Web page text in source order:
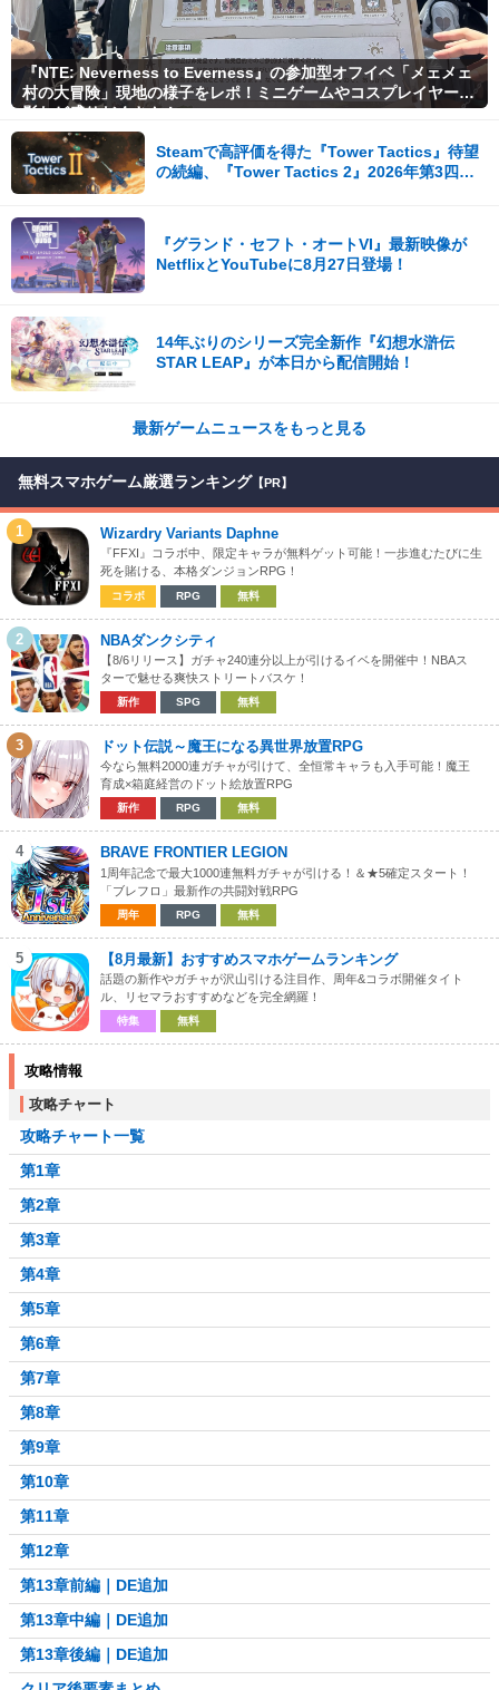
『NTE: Neverness to Everness』の参加型オフイベ「メェメェ
村の大冒険」現地の様子をレポ！ミニゲームやコスプレイヤー撮
影など盛りだくさん！
Steamで高評価を得た『Tower Tactics』待望
の続編、『Tower Tactics 2』2026年第3四半
『グランド・セフト・オートVI』最新映像が
NetflixとYouTubeに8月27日登場！
14年ぶりのシリーズ完全新作『幻想水滸伝
STAR LEAP』が本日から配信開始！
最新ゲームニュースをもっと見る
無料スマホゲーム厳選ランキング 【PR】
1 Wizardry Variants Daphne
『FFXI』コラボ中、限定キャラが無料ゲット可能！一歩進むたびに生
死を賭ける、本格ダンジョンRPG！
コラボ RPG 無料
2 NBAダンクシティ
【8/6リリース】ガチャ240連分以上が引けるイベを開催中！NBAス
ターで魅せる爽快ストリートバスケ！
新作 SPG 無料
3 ドット伝説～魔王になる異世界放置RPG
今なら無料2000連ガチャが引けて、全恒常キャラも入手可能！魔王
育成×箱庭経営のドット絵放置RPG
新作 RPG 無料
4 BRAVE FRONTIER LEGION
1周年記念で最大1000連無料ガチャが引ける！＆★5確定スタート！
「ブレフロ」最新作の共闘対戦RPG
周年 RPG 無料
5 【8月最新】おすすめスマホゲームランキング
話題の新作やガチャが沢山引ける注目作、周年&コラボ開催タイト
ル、リセマラおすすめなどを完全網羅！
特集 無料
攻略情報
攻略チャート
攻略チャート一覧
第1章
第2章
第3章
第4章
第5章
第6章
第7章
第8章
第9章
第10章
第11章
第12章
第13章前編｜DE追加
第13章中編｜DE追加
第13章後編｜DE追加